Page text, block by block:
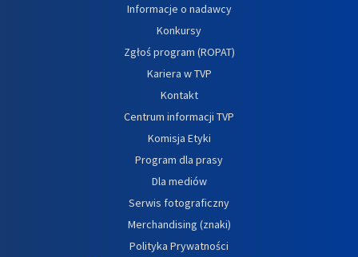
Informacje o nadawcy
Konkursy
Zgłoś program (ROPAT)
Kariera w TVP
Kontakt
Centrum informacji TVP
Komisja Etyki
Program dla prasy
Dla mediów
Serwis fotograficzny
Merchandising (znaki)
Polityka Prywatności